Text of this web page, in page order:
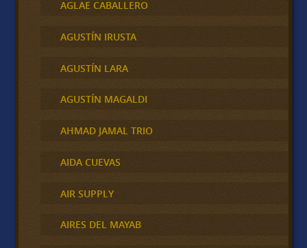
AGLAE CABALLERO
AGUSTÍN IRUSTA
AGUSTÍN LARA
AGUSTÍN MAGALDI
AHMAD JAMAL TRIO
AIDA CUEVAS
AIR SUPPLY
AIRES DEL MAYAB